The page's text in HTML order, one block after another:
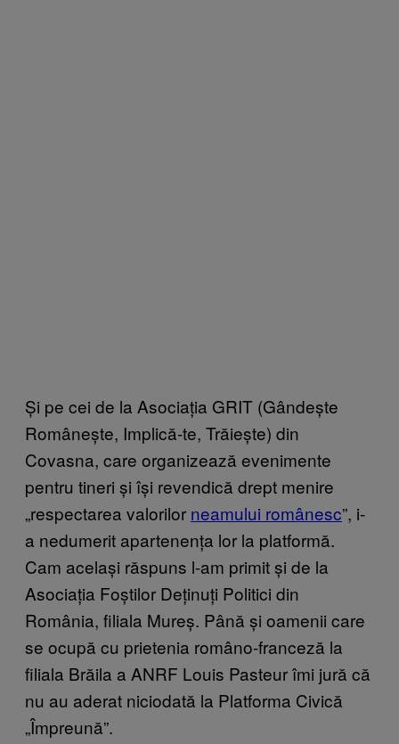
Și pe cei de la Asociația GRIT (Gândește
Românește, Implică-te, Trăiește) din
Covasna, care organizează evenimente
pentru tineri și își revendică drept menire
„respectarea valorilor neamului românesc”, i-
a nedumerit apartenența lor la platformă.
Cam același răspuns l-am primit și de la
Asociația Foștilor Deținuți Politici din
România, filiala Mureș. Până și oamenii care
se ocupă cu prietenia româno-franceză la
filiala Brăila a ANRF Louis Pasteur îmi jură că
nu au aderat niciodată la Platforma Civică
„Împreună”.